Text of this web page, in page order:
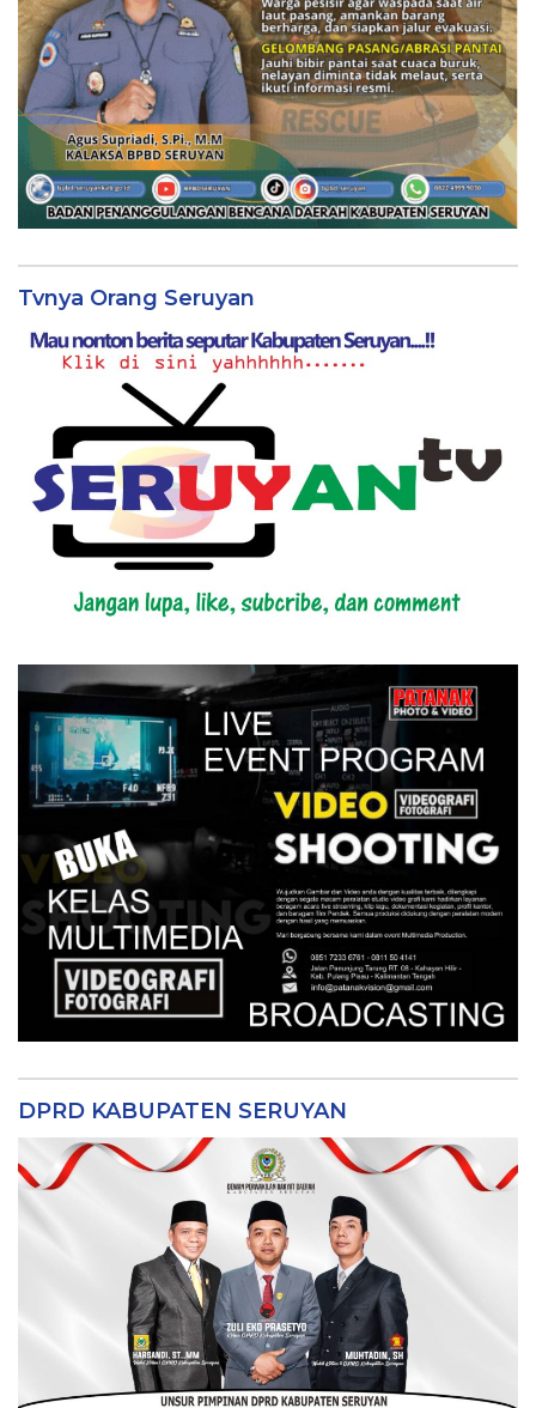
Tvnya Orang Seruyan
DPRD KABUPATEN SERUYAN